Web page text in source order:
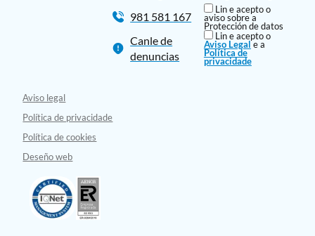
981 581 167
Canle de
denuncias
Lin e acepto o
aviso sobre a
Protección de datos
Lin e acepto o
Aviso Legale a
Política de
privacidade
Aviso legal
Política de privacidade
Política de cookies
Deseño web